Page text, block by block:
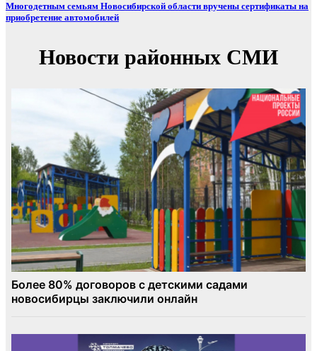
Многодетным семьям Новосибирской области вручены сертификаты на
приобретение автомобилей